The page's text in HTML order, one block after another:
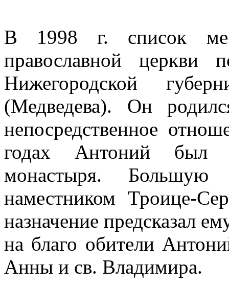
В 1998 г. список
православной церкви
Нижегородской
(Медведева). Он
непосредственное
годах Антоний был
монастыря.
наместником Троице-
назначение предсказал
на благо обители
Анны и св. Владимира.